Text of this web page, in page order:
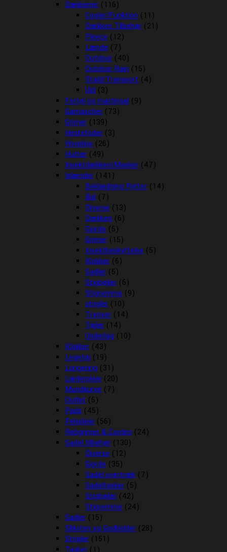
Dækkener (116)
Cooler/Funktion (11)
Dækken Tilbehør (21)
Fleece (12)
Lænde (7)
Outdoor (40)
Outdoor Rain (15)
Stald/Transport (4)
Uld (3)
Fortøj og martingal (9)
Gamascher (73)
Grimer (139)
Hestefoder (3)
Hovpleje (26)
Hutter (49)
Insektdækken/Masker (47)
Islænder (141)
Beklædning Rytter (14)
Bid (7)
Diverse (13)
Dækken (6)
Gjorde (5)
Grimer (15)
Insektbeskyttelse (5)
Klokker (6)
Sadler (5)
Stigbøjler (6)
Stigremme (9)
strigler (10)
Trenser (14)
Tøjler (14)
Underlag (10)
Klokker (43)
Legetøj (19)
Longering (31)
Læderpleje (20)
Mundkurve (7)
Outlet (5)
Pads (45)
Pelspleje (56)
Rebgrimer & Cordeo (24)
Sadel tilbehør (130)
Diverse (12)
Gjorde (35)
Sadel overtræk (7)
Sadeltasker (5)
Stigbøjler (42)
Stigremme (24)
Sadler (15)
Sliksten og Godbidder (28)
Strigler (151)
Tasker (1)